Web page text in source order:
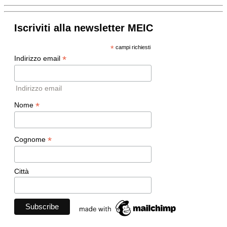
Iscriviti alla newsletter MEIC
*campi richiesti
Indirizzo email *
Indirizzo email
Nome *
Cognome *
Città